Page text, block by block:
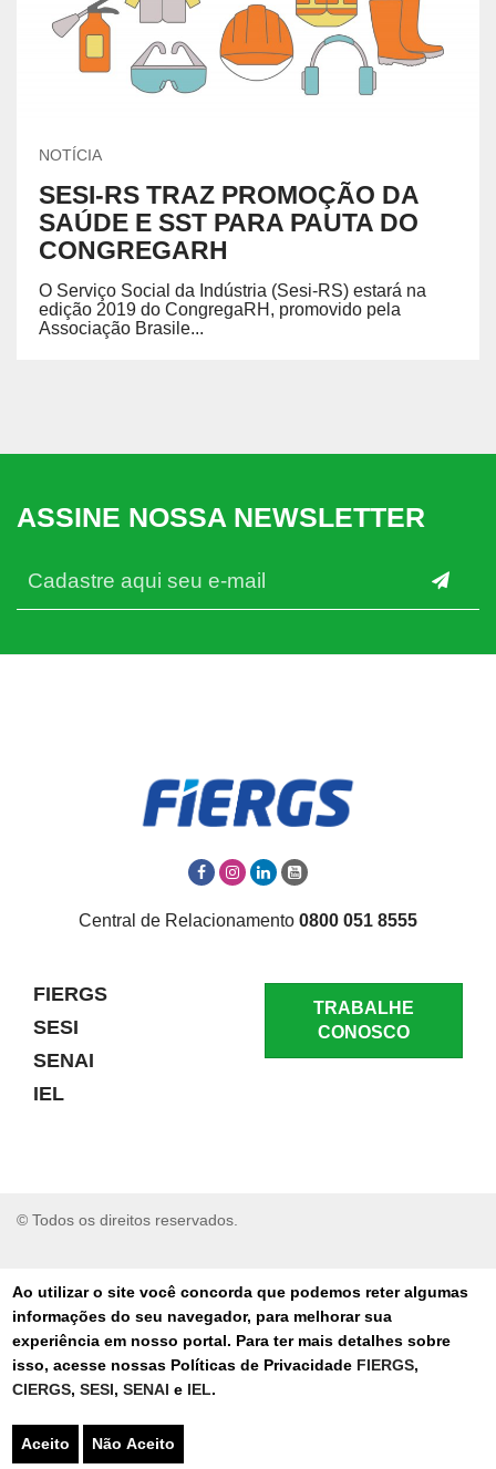
Ao utilizar o site você concorda que podemos reter algumas
informações do seu navegador, para melhorar sua
experiência em nosso portal. Para ter mais detalhes sobre
isso, acesse nossas Políticas de Privacidade FIERGS,
CIERGS,SESI,SENAIe IEL.
Aceito Não Aceito
NOTÍCIA
SESI-RS TRAZ PROMOÇÃO DA
SAÚDE E SST PARA PAUTA DO
CONGREGARH
O Serviço Social da Indústria (Sesi-RS) estará na
edição 2019 do CongregaRH, promovido pela
Associação Brasile...
ASSINE NOSSA NEWSLETTER
Central de Relacionamento 0800 051 8555
FIERGS
SESI
SENAI
IEL
TRABALHE
CONOSCO
© Todos os direitos reservados.
AUTO-ATENDIMENTO
PORTAL DE COMPRAS
TERMOS DE USO